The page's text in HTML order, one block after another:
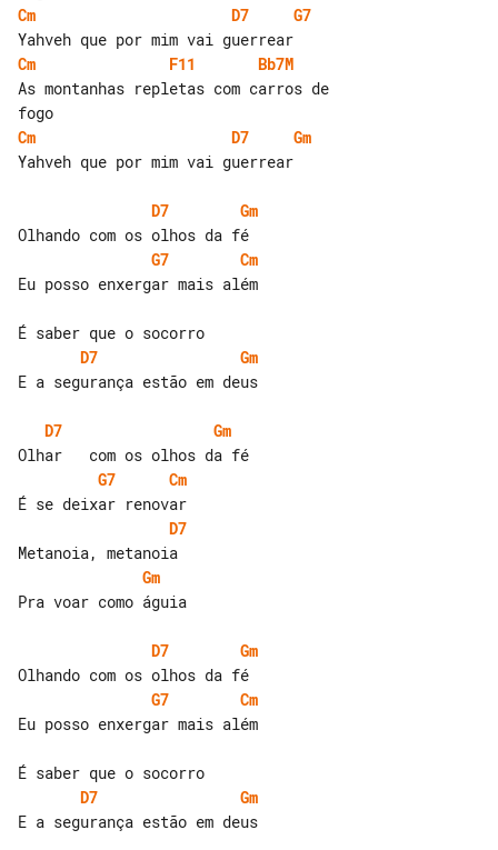
Cm
D7
G7
Cm
F11
Bb7M
As montanhas repletas com carros de
Cm
D7
Gm
Yahveh que por mim vai guerrear
D7
Gm
G7
Cm
Eu posso enxergar mais além
D7
Gm
E a segurança estão em deus
D7
Gm
G7
Cm
D7
Gm
Pra voar como águia
D7
Gm
G7
Cm
Eu posso enxergar mais além
D7
Gm
E a segurança estão em deus